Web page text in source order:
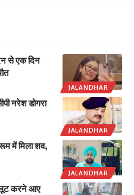
JALANDHAR
से एक दिन
JALANDHAR
नरेश डोगरा
JALANDHAR
में मिला शव,
लूट करने आए